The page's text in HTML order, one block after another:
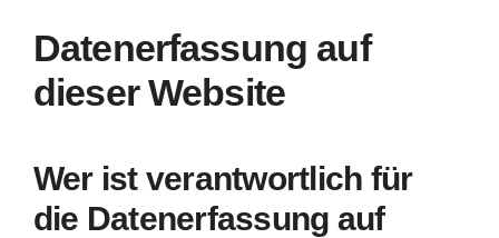
Datenerfassung auf
dieser Website
Wer ist verantwortlich für
die Datenerfassung auf